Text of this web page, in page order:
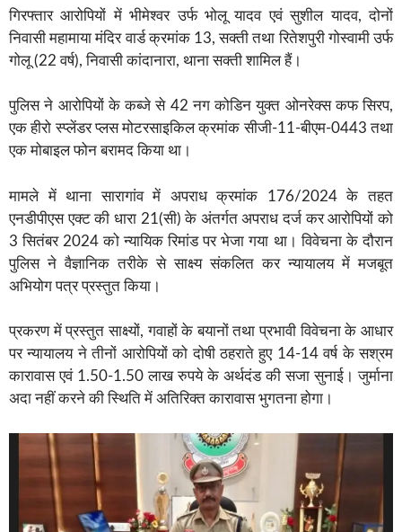
गिरफ्तार आरोपियों में भीमेश्वर उर्फ भोलू यादव एवं सुशील यादव, दोनों
निवासी महामाया मंदिर वार्ड क्रमांक 13, सक्ती तथा रितेशपुरी गोस्वामी उर्फ
गोलू (22 वर्ष), निवासी कांदानारा, थाना सक्ती शामिल हैं।
पुलिस ने आरोपियों के कब्जे से 42 नग कोडिन युक्त ओनरेक्स कफ सिरप,
एक हीरो स्प्लेंडर प्लस मोटरसाइकिल क्रमांक सीजी-11-बीएम-0443 तथा
एक मोबाइल फोन बरामद किया था।
मामले में थाना सारागांव में अपराध क्रमांक 176/2024 के तहत
एनडीपीएस एक्ट की धारा 21(सी) के अंतर्गत अपराध दर्ज कर आरोपियों को
3 सितंबर 2024 को न्यायिक रिमांड पर भेजा गया था। विवेचना के दौरान
पुलिस ने वैज्ञानिक तरीके से साक्ष्य संकलित कर न्यायालय में मजबूत
अभियोग पत्र प्रस्तुत किया।
प्रकरण में प्रस्तुत साक्ष्यों, गवाहों के बयानों तथा प्रभावी विवेचना के आधार
पर न्यायालय ने तीनों आरोपियों को दोषी ठहराते हुए 14-14 वर्ष के सश्रम
कारावास एवं 1.50-1.50 लाख रुपये के अर्थदंड की सजा सुनाई। जुर्माना
अदा नहीं करने की स्थिति में अतिरिक्त कारावास भुगतना होगा।